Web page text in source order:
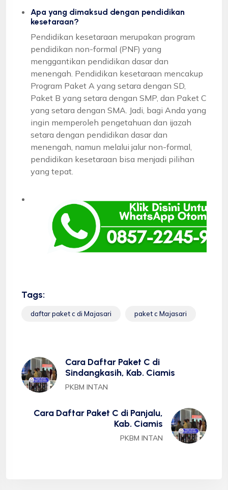
Apa yang dimaksud dengan pendidikan
kesetaraan?
Pendidikan kesetaraan merupakan program
pendidikan non-formal (PNF) yang
menggantikan pendidikan dasar dan
menengah. Pendidikan kesetaraan mencakup
Program Paket A yang setara dengan SD,
Paket B yang setara dengan SMP, dan Paket C
yang setara dengan SMA. Jadi, bagi Anda yang
ingin memperoleh pengetahuan dan ijazah
setara dengan pendidikan dasar dan
menengah, namun melalui jalur non-formal,
pendidikan kesetaraan bisa menjadi pilihan
yang tepat.
Tags:
daftar paket c di Majasari paket c Majasari
Cara Daftar Paket C di
Sindangkasih, Kab. Ciamis
PKBM INTAN
Cara Daftar Paket C di Panjalu,
Kab. Ciamis
PKBM INTAN